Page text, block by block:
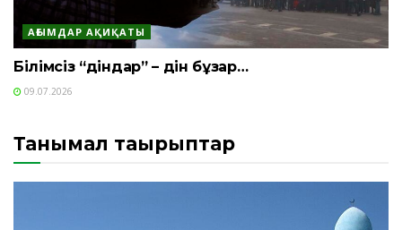
АҒЫМДАР АҚИҚАТЫ
Білімсіз “діндар” – дін бұзар…
09.07.2026
Танымал тақырыптар